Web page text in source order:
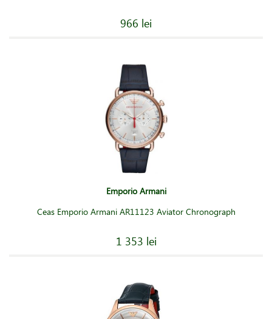
966 lei
Emporio Armani
Ceas Emporio Armani AR11123 Aviator Chronograph
1 353 lei